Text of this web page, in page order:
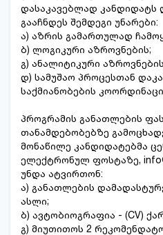
დასაკავებლად კანდიდატს
გააჩნდეს შემდეგი უნარები:
ა) აზრის გამართულად
ბ) ლოგიკური აზროვნების;
გ) ანალიტიკური
დ) სამუშაო პროცესთან
საქმიანობების
პროგრამის განათლების
თანამდებობებზე
მონაწილე კანდიდატებმა
ელექტრონულ ფოსტაზე,
უნდა ატვირთონ:
ა) განათლების
ასლი;
ბ) ავტობიოგრაფია - (CV)
გ) მიუთითოს 2